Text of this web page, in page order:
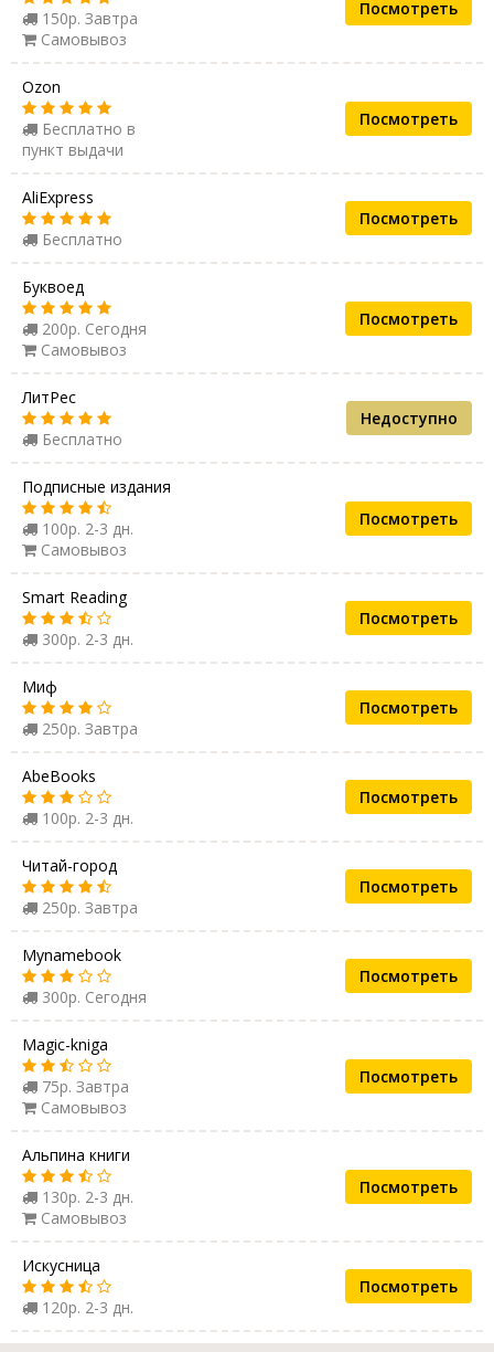
150р. Завтра
Самовывоз
Посмотреть
Ozon
Бесплатно в
пункт выдачи
Посмотреть
AliExpress
Бесплатно
Посмотреть
Буквоед
200р. Сегодня
Самовывоз
Посмотреть
ЛитРес
Бесплатно
Недоступно
Подписные издания
100р. 2-3 дн.
Самовывоз
Посмотреть
Smart Reading
300р. 2-3 дн.
Посмотреть
Миф
250р. Завтра
Посмотреть
AbeBooks
100р. 2-3 дн.
Посмотреть
Читай-город
250р. Завтра
Посмотреть
Mynamebook
300р. Сегодня
Посмотреть
Magic-kniga
75р. Завтра
Самовывоз
Посмотреть
Альпина книги
130р. 2-3 дн.
Самовывоз
Посмотреть
Искусница
120р. 2-3 дн.
Посмотреть